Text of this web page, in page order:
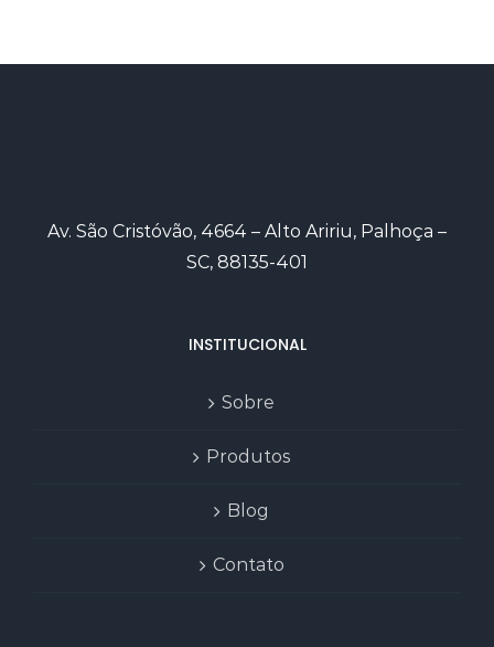
Av. São Cristóvão, 4664 – Alto Aririu, Palhoça –
SC, 88135-401
INSTITUCIONAL
Sobre
Produtos
Blog
Contato